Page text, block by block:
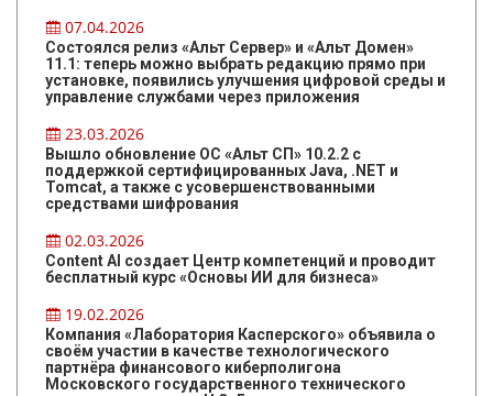
07.04.2026
Состоялся релиз «Альт Сервер» и «Альт Домен»
11.1: теперь можно выбрать редакцию прямо при
установке, появились улучшения цифровой среды и
управление службами через приложения
23.03.2026
Вышло обновление ОС «Альт СП» 10.2.2 с
поддержкой сертифицированных Java, .NET и
Tomcat, а также с усовершенствованными
средствами шифрования
02.03.2026
Content AI создает Центр компетенций и проводит
бесплатный курс «Основы ИИ для бизнеса»
19.02.2026
Компания «Лаборатория Касперского» объявила о
своём участии в качестве технологического
партнёра финансового киберполигона
Московского государственного технического